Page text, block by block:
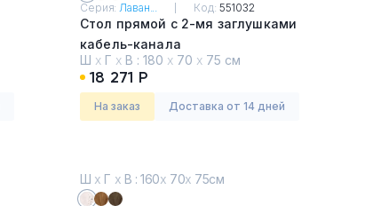
Серия:Лаван... Код: 551032
Стол прямой с 2-мя заглушками
кабель-канала
Таксония светлая
Ш х Г х В : 180 х 70 х 75 см
18 271 Р
На заказ Доставка от 14 дней
Ш х Г х В : 160х 70х 75см